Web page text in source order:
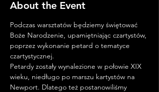
About the Event
Podczas warsztatów będziemy świętować
Boże Narodzenie, upamiętniając czartystów,
poprzez wykonanie petard o tematyce
czartystycznej.
Petardy zostały wynalezione w połowie XIX
wieku, niedługo po marszu kartystów na
Newport. Dlatego też postanowiliśmy